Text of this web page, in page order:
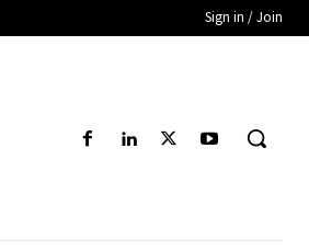
Sign in / Join